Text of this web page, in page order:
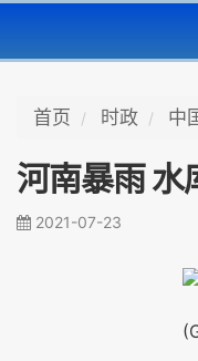
首页 时政 中
河南暴雨 水
2021-07-23